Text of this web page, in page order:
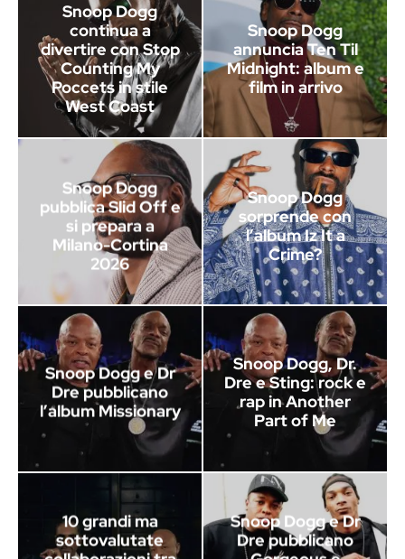
Snoop Dogg
continua a
divertire con Stop
Counting My
Poccets in stile
West Coast
Snoop Dogg
annuncia Ten Til
Midnight: album e
film in arrivo
Snoop Dogg
pubblica Slid Off e
si prepara a
Milano-Cortina
2026
Snoop Dogg
sorprende con
l’album Iz It a
Crime?
Snoop Dogg e Dr
Dre pubblicano
l’album Missionary
Snoop Dogg, Dr.
Dre e Sting: rock e
rap in Another
Part of Me
10 grandi ma
sottovalutate
Snoop Dogg e Dr
Dre pubblicano